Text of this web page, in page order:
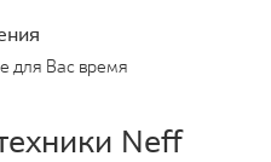
для Вас время
Neff